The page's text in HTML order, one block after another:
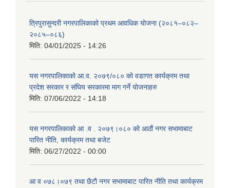
त्रिपुरासुन्दरी नगरपालिकाको प्रथम आवधिक योजना (२०८१–०८२–
२०८५–०८६)
मिति: 04/01/2025 - 14:26
यस नगरपालिकाको आ.व. २०७९/०८० को वडागत कार्यक्रम तथा
प्रदेश सरकार र संघिय सरकारमा माग गर्ने याेजनाहरु
मिति: 07/06/2022 - 14:18
यस नगरपालिकाको आ‍ .व . २०७९।०८० को आठौं नगर सभामाबाट
पारित नीति, कार्यक्रम तथा बजेट
मिति: 06/27/2022 - 00:00
आ‍ व ०७८।०७९ तथा छैटाै नगर सभामाबाट पारित नीति तथा कार्यक्रम